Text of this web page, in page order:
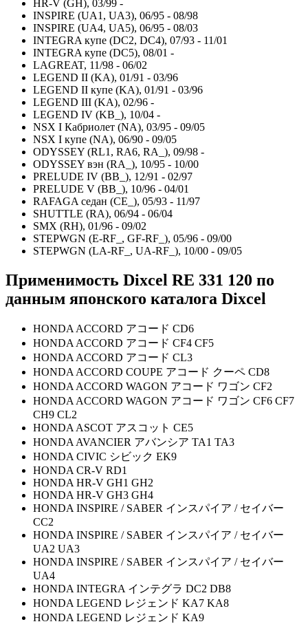
HR-V (GH), 03/99 -
INSPIRE (UA1, UA3), 06/95 - 08/98
INSPIRE (UA4, UA5), 06/95 - 08/03
INTEGRA купе (DC2, DC4), 07/93 - 11/01
INTEGRA купе (DC5), 08/01 -
LAGREAT, 11/98 - 06/02
LEGEND II (KA), 01/91 - 03/96
LEGEND II купе (KA), 01/91 - 03/96
LEGEND III (KA), 02/96 -
LEGEND IV (KB_), 10/04 -
NSX I Кабриолет (NA), 03/95 - 09/05
NSX I купе (NA), 06/90 - 09/05
ODYSSEY (RL1, RA6, RA_), 09/98 -
ODYSSEY вэн (RA_), 10/95 - 10/00
PRELUDE IV (BB_), 12/91 - 02/97
PRELUDE V (BB_), 10/96 - 04/01
RAFAGA седан (CE_), 05/93 - 11/97
SHUTTLE (RA), 06/94 - 06/04
SMX (RH), 01/96 - 09/02
STEPWGN (E-RF_, GF-RF_), 05/96 - 09/00
STEPWGN (LA-RF_, UA-RF_), 10/00 - 09/05
Применимость Dixcel RE 331 120 по
данным японского каталога Dixcel
HONDA ACCORD アコード CD6
HONDA ACCORD アコード CF4 CF5
HONDA ACCORD アコード CL3
HONDA ACCORD COUPE アコード クーペ CD8
HONDA ACCORD WAGON アコード ワゴン CF2
HONDA ACCORD WAGON アコード ワゴン CF6 CF7
CH9 CL2
HONDA ASCOT アスコット CE5
HONDA AVANCIER アバンシア TA1 TA3
HONDA CIVIC シビック EK9
HONDA CR-V RD1
HONDA HR-V GH1 GH2
HONDA HR-V GH3 GH4
HONDA INSPIRE / SABER インスパイア / セイバー
CC2
HONDA INSPIRE / SABER インスパイア / セイバー
UA2 UA3
HONDA INSPIRE / SABER インスパイア / セイバー
UA4
HONDA INTEGRA インテグラ DC2 DB8
HONDA LEGEND レジェンド KA7 KA8
HONDA LEGEND レジェンド KA9